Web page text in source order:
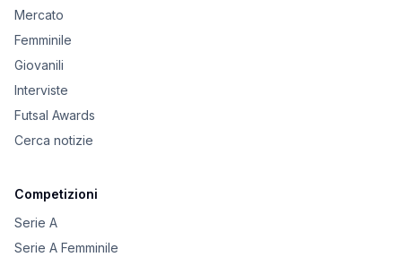
Mercato
Femminile
Giovanili
Interviste
Futsal Awards
Cerca notizie
Competizioni
Serie A
Serie A Femminile